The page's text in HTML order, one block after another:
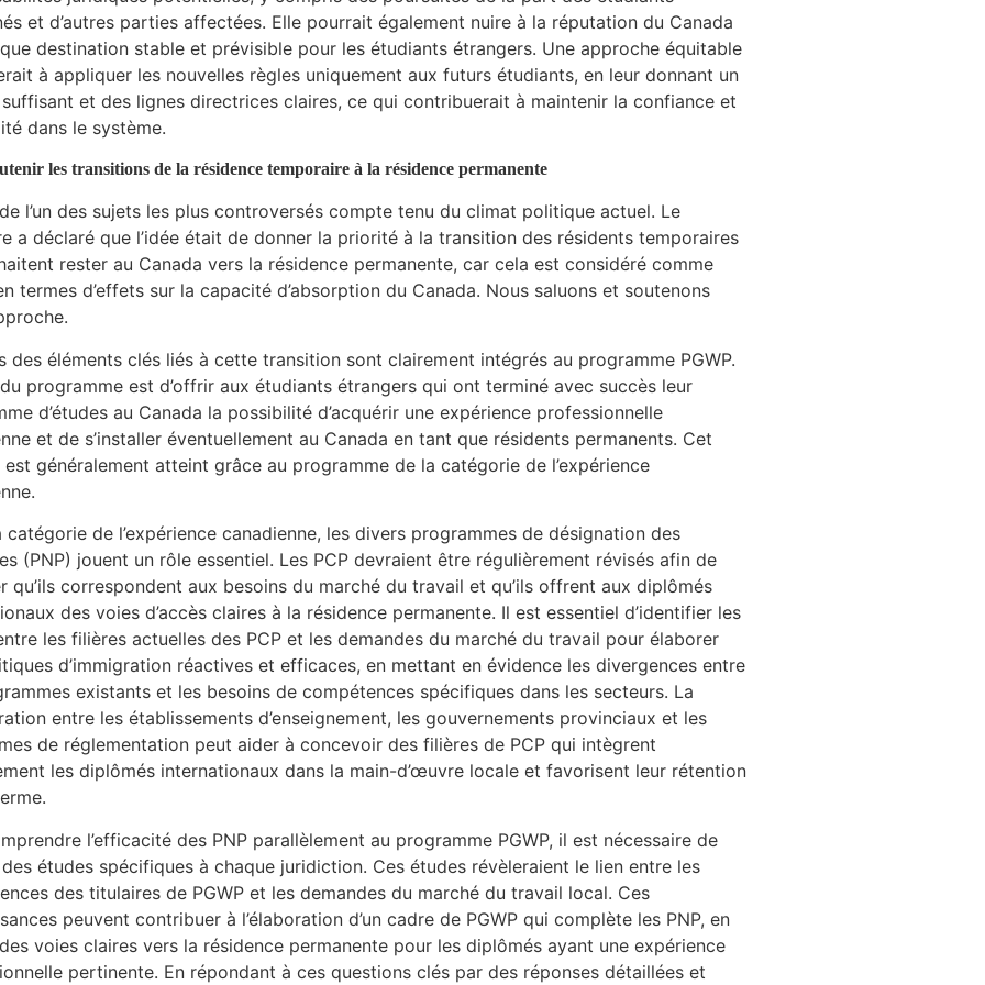
et d’autres parties affectées. Elle pourrait également nuire à la réputation du Canada
destination stable et prévisible pour les étudiants étrangers. Une approche équitable
à appliquer les nouvelles règles uniquement aux futurs étudiants, en leur donnant un
et des lignes directrices claires, ce qui contribuerait à maintenir la confiance et
dans le système.
les transitions de la résidence temporaire à la résidence permanente
de l’un des sujets les plus controversés compte tenu du climat politique actuel. Le
a déclaré que l’idée était de donner la priorité à la transition des résidents temporaires
rester au Canada vers la résidence permanente, car cela est considéré comme
termes d’effets sur la capacité d’absorption du Canada. Nous saluons et soutenons
des éléments clés liés à cette transition sont clairement intégrés au programme PGWP.
du programme est d’offrir aux étudiants étrangers qui ont terminé avec succès leur
d’études au Canada la possibilité d’acquérir une expérience professionnelle
et de s’installer éventuellement au Canada en tant que résidents permanents. Cet
généralement atteint grâce au programme de la catégorie de l’expérience
catégorie de l’expérience canadienne, les divers programmes de désignation des
(PNP) jouent un rôle essentiel. Les PCP devraient être régulièrement révisés afin de
qu’ils correspondent aux besoins du marché du travail et qu’ils offrent aux diplômés
des voies d’accès claires à la résidence permanente. Il est essentiel d’identifier les
les filières actuelles des PCP et les demandes du marché du travail pour élaborer
d’immigration réactives et efficaces, en mettant en évidence les divergences entre
existants et les besoins de compétences spécifiques dans les secteurs. La
entre les établissements d’enseignement, les gouvernements provinciaux et les
de réglementation peut aider à concevoir des filières de PCP qui intègrent
les diplômés internationaux dans la main-d’œuvre locale et favorisent leur rétention
l’efficacité des PNP parallèlement au programme PGWP, il est nécessaire de
études spécifiques à chaque juridiction. Ces études révèleraient le lien entre les
des titulaires de PGWP et les demandes du marché du travail local. Ces
peuvent contribuer à l’élaboration d’un cadre de PGWP qui complète les PNP, en
voies claires vers la résidence permanente pour les diplômés ayant une expérience
pertinente. En répondant à ces questions clés par des réponses détaillées et